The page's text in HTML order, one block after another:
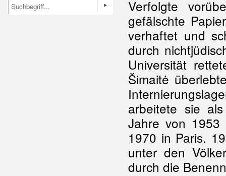
Verfolgte
gefälschte
verhaftet und
durch
Universität
Šimaitė
arbeitete sie
Jahre von
1970 in Paris.
unter den
durch die